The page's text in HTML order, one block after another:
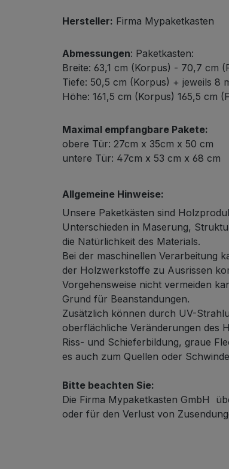
Hersteller: Firma Mypaketkasten
Abmessungen: Paketkasten:
Breite: 63,1 cm (Korpus) - 70,7 cm
Tiefe: 50,5 cm (Korpus) + jeweils 8
Höhe: 161,5 cm (Korpus) 165,5 cm
Maximal empfangbare Pakete:
obere Tür: 27cm x 35cm x 50 cm
untere Tür: 47cm x 53 cm x 68 cm
Allgemeine Hinweise:
Unsere Paketkästen sind
Unterschieden in Maserung,
die Natürlichkeit des Materials.
Bei der maschinellen Verarbeitung
der Holzwerkstoffe zu Ausrissen
Vorgehensweise nicht vermeiden
Grund für Beanstandungen.
Zusätzlich können durch UV-
oberflächliche Veränderungen des
Riss- und Schieferbildung, graue
es auch zum Quellen oder
Bitte beachten Sie:
Die Firma Mypaketkasten GmbH
oder für den Verlust von